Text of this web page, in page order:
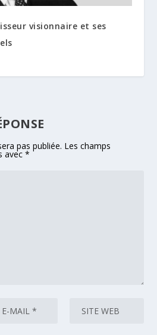
visionnaire et ses
pas publiée. Les champs
avec*